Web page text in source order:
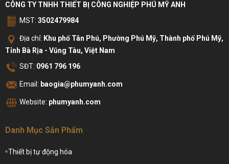
CÔNG TY TNHH THIẾT BỊ CÔNG NGHIỆP PHÚ MỸ ANH
MST: 3502479984
Địa chỉ: Khu phố Tân Phú, Phường Phú Mỹ, Thành phố Phú Mỹ,
Tỉnh Bà Rịa - Vũng Tàu, Việt Nam
SĐT: 0961 796 196
Email: baogia@phumyanh.com
Website: phumyanh.com
Danh Mục Sản Phẩm
Thiết bị tự động hóa